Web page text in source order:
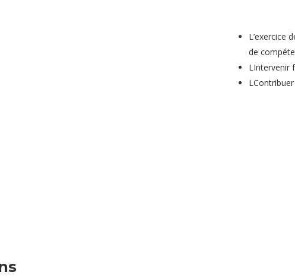
L’exercice
de
LIntervenir
L